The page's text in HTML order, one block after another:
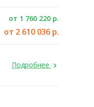
от 1 760 220 р.
от 2 610 036 р.
Подробнее